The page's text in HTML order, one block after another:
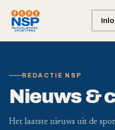
REDACTIE NSP
Nieuws &
Het laatste nieuws uit de